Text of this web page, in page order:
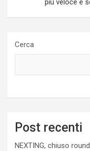
più veloce e
Cerca
Post recenti
NEXTING, chiuso